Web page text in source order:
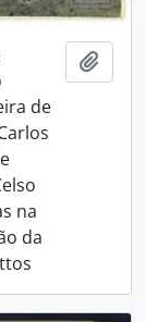
de
na
da